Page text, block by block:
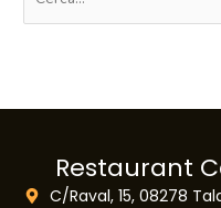
Restaurant
C/Raval, 15, 08278